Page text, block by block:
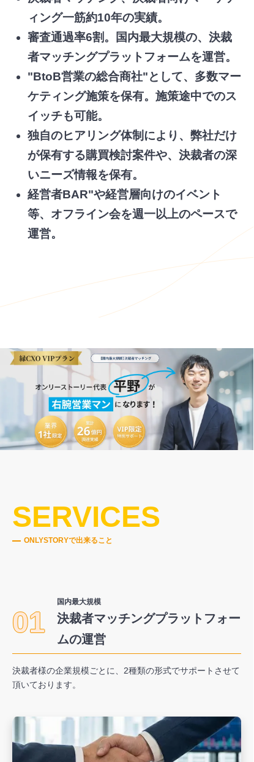
ィング一筋約10年の実績。
審査通過率6割。国内最大規模の、決裁
者マッチングプラットフォームを運営。
"BtoB営業の総合商社"として、多数マー
ケティング施策を保有。施策途中でのス
イッチも可能。
独自のヒアリング体制により、弊社だけ
が保有する購買検討案件や、決裁者の深
いニーズ情報を保有。
経営者BAR"や経営層向けのイベント
等、オフライン会を週一以上のペースで
運営。
SERVICES
ONLYSTORYで出来ること
01
国内最大規模
決裁者マッチングプラットフォー
ムの運営
決裁者様の企業規模ごとに、2種類の形式でサポートさせて
頂いております。